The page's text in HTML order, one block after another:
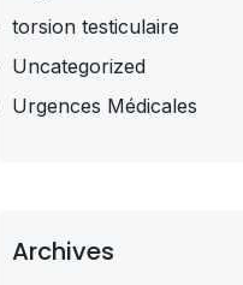
torsion testiculaire
Uncategorized
Urgences Médicales
Archives